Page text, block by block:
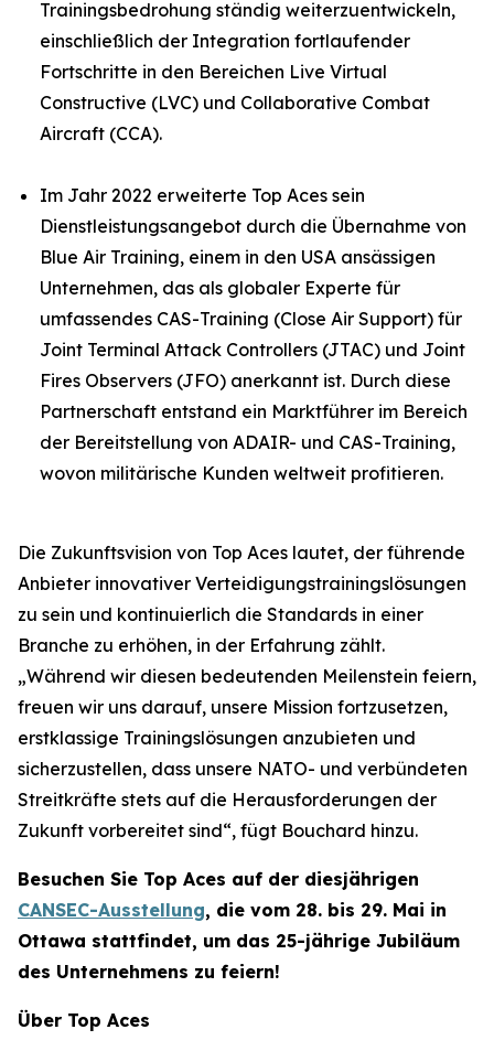
Trainingsbedrohung ständig weiterzuentwickeln,
einschließlich der Integration fortlaufender
Fortschritte in den Bereichen Live Virtual
Constructive (LVC) und Collaborative Combat
Aircraft (CCA).
Im Jahr 2022 erweiterte Top Aces sein
Dienstleistungsangebot durch die Übernahme von
Blue Air Training, einem in den USA ansässigen
Unternehmen, das als globaler Experte für
umfassendes CAS-Training (Close Air Support) für
Joint Terminal Attack Controllers (JTAC) und Joint
Fires Observers (JFO) anerkannt ist. Durch diese
Partnerschaft entstand ein Marktführer im Bereich
der Bereitstellung von ADAIR- und CAS-Training,
wovon militärische Kunden weltweit profitieren.
Die Zukunftsvision von Top Aces lautet, der führende
Anbieter innovativer Verteidigungstrainingslösungen
zu sein und kontinuierlich die Standards in einer
Branche zu erhöhen, in der Erfahrung zählt.
„Während wir diesen bedeutenden Meilenstein feiern,
freuen wir uns darauf, unsere Mission fortzusetzen,
erstklassige Trainingslösungen anzubieten und
sicherzustellen, dass unsere NATO- und verbündeten
Streitkräfte stets auf die Herausforderungen der
Zukunft vorbereitet sind“, fügt Bouchard hinzu.
Besuchen Sie Top Aces auf der diesjährigen
CANSEC-Ausstellung, die vom 28. bis 29. Mai in
Ottawa stattfindet, um das 25-jährige Jubiläum
des Unternehmens zu feiern!
Über Top Aces